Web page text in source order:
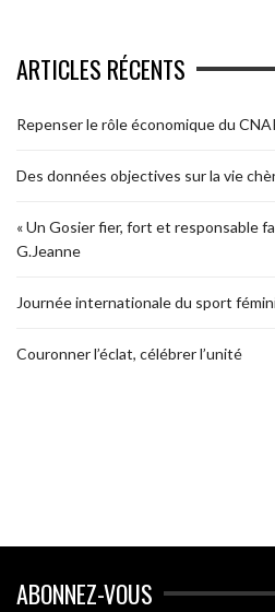
ARTICLES RÉCENTS
Repenser le rôle économique du
Des données objectives sur la vie
« Un Gosier fier, fort et responsable
G.Jeanne
Journée internationale du sport
Couronner l’éclat, célébrer l’unité
ABONNEZ-VOUS